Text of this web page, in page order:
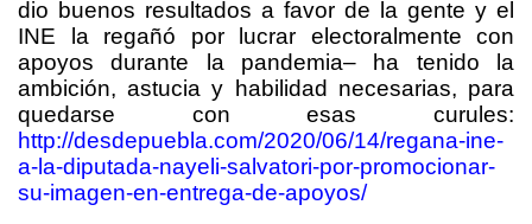
dio buenos resultados a favor de la gente y el
INE la regañó por lucrar electoralmente con
apoyos durante la pandemia– ha tenido la
ambición, astucia y habilidad necesarias, para
quedarse con esas curules:
http://desdepuebla.com/2020/06/14/regana-ine-
a-la-diputada-nayeli-salvatori-por-promocionar-
su-imagen-en-entrega-de-apoyos/